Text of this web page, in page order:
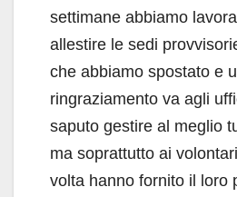
settimane abbiamo
allestire le sedi
che abbiamo spostato e
ringraziamento va agli
saputo gestire al meglio
ma soprattutto ai
volta hanno fornito il loro